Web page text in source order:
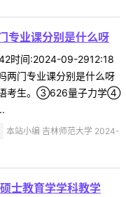
专业课分别是什么呀
时间:2024-09-2912:18
两门专业课分别是什么呀
语考生。③626量子力学④
本站小编 吉林师范大学 2024-
士教育学学科教学